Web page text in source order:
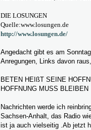
DIE LOSUNGEN
Quelle:www.losungen.de
http://www.losungen.de/
Angedacht gibt es am
Anregungen, Links davon
BETEN HEIßT SEINE
HOFFNUNG MUSS BLEIBEN
Nachrichten werde ich
Sachsen-Anhalt, das Radio
ist ja auch vielseitig .Ab jetzt